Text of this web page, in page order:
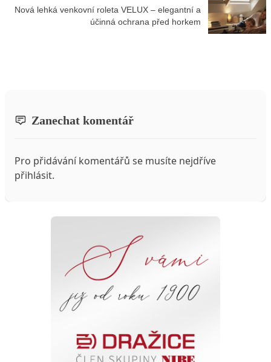
Nová lehká venkovní roleta VELUX – elegantní a
účinná ochrana před horkem
Zanechat komentář
Pro přidávání komentářů se musíte nejdříve
přihlásit.